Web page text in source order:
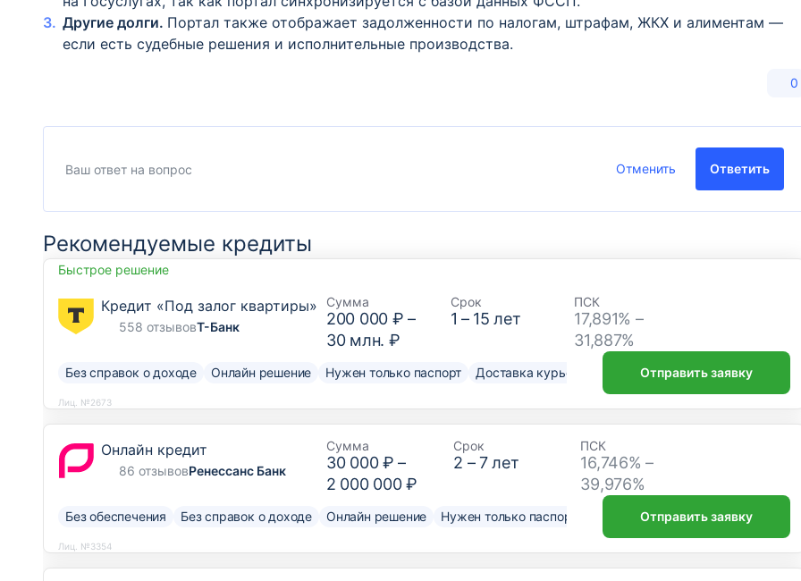
Другие долги. Портал также отображает задолженности по налогам, штрафам, ЖКХ и алиментам —
если есть судебные решения и исполнительные производства.
0
Отменить Ответить
Рекомендуемые кредиты
Быстрое решение
Кредит «Под залог квартиры»
558 отзывовТ-Банк
Сумма
200 000 ₽ –
30 млн. ₽
Срок
1 – 15 лет
ПСК
17,891% –
31,887%
Без справок о доходе Онлайн решение Нужен только паспорт Доставка курьером Отправить заявку
Лиц. №2673
Онлайн кредит
86 отзывовРенессанс Банк
Сумма
30 000 ₽ –
2 000 000 ₽
Срок
2 –7лет
ПСК
16,746% –
39,976%
Без обеспечения Без справок о доходе Онлайн решение Нужен только паспорт Отправить заявку
Лиц. №3354